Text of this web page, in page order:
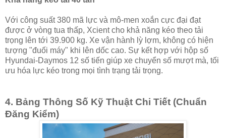
Với công suất 380 mã lực và mô-men xoắn cực đại đạt
được ở vòng tua thấp, Xcient cho khả năng kéo theo tải
trọng lên tới 39.900 kg. Xe vận hành lỳ lợm, không có hiện
tượng "đuối máy" khi lên dốc cao. Sự kết hợp với hộp số
Hyundai-Daymos 12 số tiến giúp xe chuyển số mượt mà, tối
ưu hóa lực kéo trong mọi tình trạng tải trọng.
4. Bảng Thông Số Kỹ Thuật Chi Tiết (Chuẩn
Đăng Kiểm)